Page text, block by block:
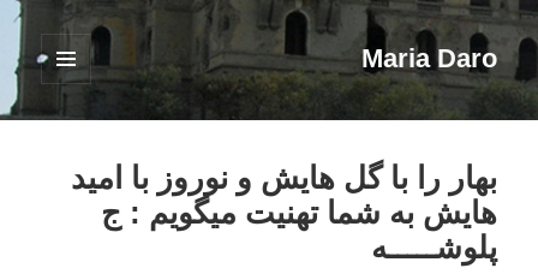
Maria Daro
فهرست
ابزارک‌ها
بهار را با گل هايش و نوروز با اميد
هايش به شما تهنيت ميگويم : ج
پلوشـــــه